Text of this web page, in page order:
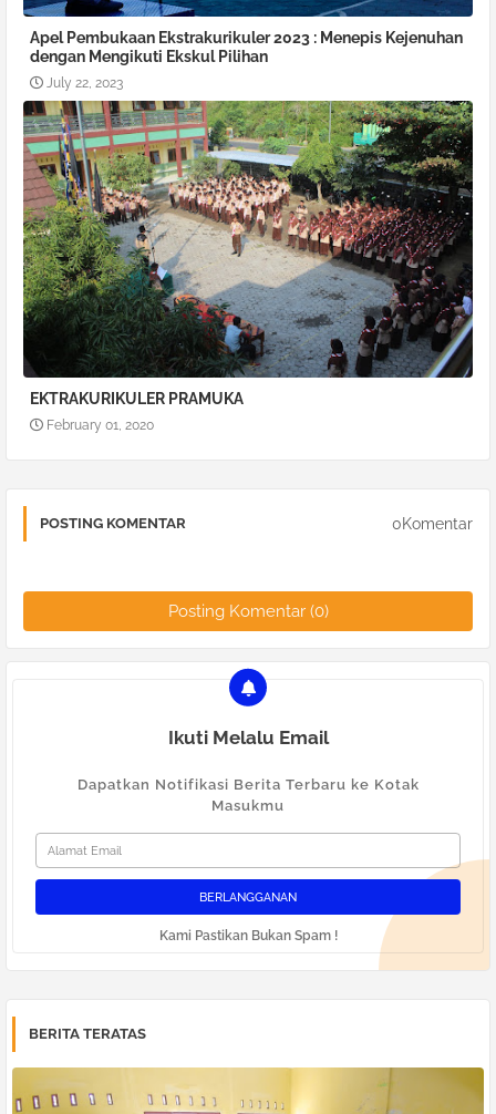
Apel Pembukaan Ekstrakurikuler 2023 : Menepis Kejenuhan
dengan Mengikuti Ekskul Pilihan
July 22, 2023
EKTRAKURIKULER PRAMUKA
February 01, 2020
POSTING KOMENTAR 0Komentar
Posting Komentar (0)
Ikuti Melalu Email
Dapatkan Notifikasi Berita Terbaru ke Kotak
Masukmu
Kami Pastikan Bukan Spam !
BERITA TERATAS